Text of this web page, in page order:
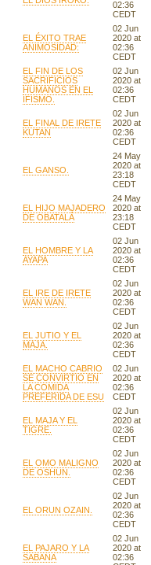
02:36
CEDT
EL ÉXITO TRAE
ANIMOSIDAD:
02 Jun
2020 at
02:36
CEDT
EL FIN DE LOS
SACRIFICIOS
HUMANOS EN EL
IFISMO.
02 Jun
2020 at
02:36
CEDT
EL FINAL DE IRETE
KUTAN
02 Jun
2020 at
02:36
CEDT
EL GANSO.
24 May
2020 at
23:18
CEDT
EL HIJO MAJADERO
DE OBATALÁ
24 May
2020 at
23:18
CEDT
EL HOMBRE Y LA
AYAPA
02 Jun
2020 at
02:36
CEDT
EL IRE DE IRETE
WAN WAN.
02 Jun
2020 at
02:36
CEDT
EL JUTIO Y EL
MAJA.
02 Jun
2020 at
02:36
CEDT
EL MACHO CABRIO
SE CONVIRTIO EN
LA COMIDA
PREFERIDA DE ESU
02 Jun
2020 at
02:36
CEDT
EL MAJA Y EL
TIGRE.
02 Jun
2020 at
02:36
CEDT
EL OMO MALIGNO
DE OSHUN.
02 Jun
2020 at
02:36
CEDT
EL ORUN OZAIN.
02 Jun
2020 at
02:36
CEDT
EL PAJARO Y LA
SABANA
02 Jun
2020 at
02:36